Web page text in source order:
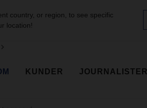
country, or region, to see specific
location!
KUNDER JOURNALISTER